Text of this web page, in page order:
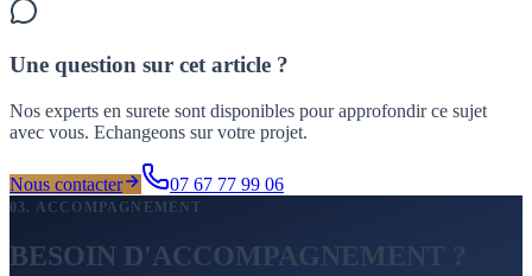
Une question sur cet article ?
Nos experts en surete sont disponibles pour approfondir ce sujet
avec vous. Echangeons sur votre projet.
Nous contacter 07 67 77 99 06
03. ACCOMPAGNEMENT
BESOIN D'ACCOMPAGNEMENT ?